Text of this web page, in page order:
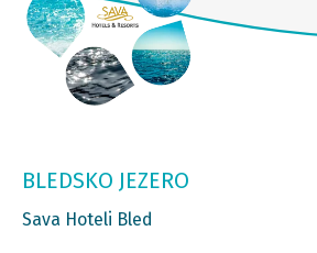
BLEDSKO JEZERO
Sava Hoteli Bled